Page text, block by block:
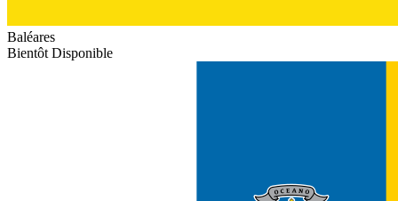
Baléares
Bientôt Disponible